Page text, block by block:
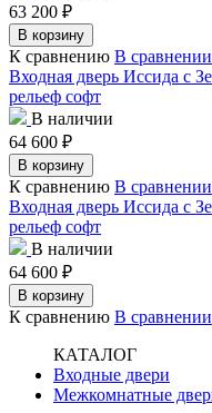
63 200 ₽
В корзину
К сравнению В сравнении
Входная дверь Иссида с
рельеф софт
В наличии
64 600 ₽
В корзину
К сравнению В сравнении
Входная дверь Иссида с
рельеф софт
В наличии
64 600 ₽
В корзину
К сравнению В сравнении
КАТАЛОГ
Входные двери
Межкомнатные